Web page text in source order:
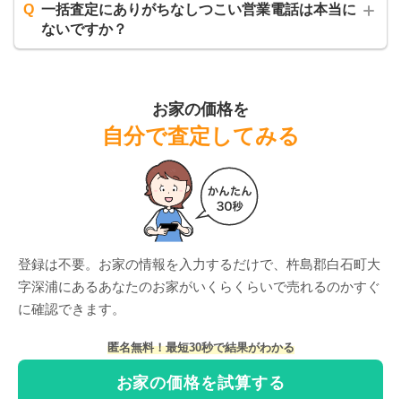
Q 一括査定にありがちなしつこい営業電話は本当に
ないですか？
お家の価格を
自分で査定してみる
登録は不要。お家の情報を入力するだけで、 杵島郡白石町大
字深浦にあるあなたのお家がいくらくらいで売れるのかすぐ
に確認できます。
匿名無料！最短30秒で結果がわかる
お家の価格を試算する